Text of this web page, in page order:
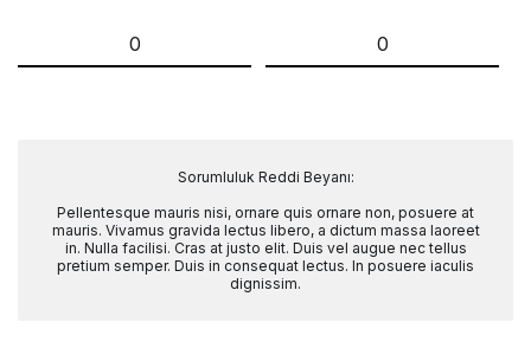
0 0
Sorumluluk Reddi Beyanı:
Pellentesque mauris nisi, ornare quis ornare non, posuere at
mauris. Vivamus gravida lectus libero, a dictum massa laoreet
in. Nulla facilisi. Cras at justo elit. Duis vel augue nec tellus
pretium semper. Duis in consequat lectus. In posuere iaculis
dignissim.